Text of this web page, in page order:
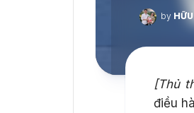
by
[Thủ
điều